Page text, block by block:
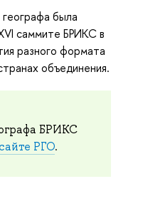
была
саммите БРИКС в
разного формата
объединения.
БРИКС
РГО.